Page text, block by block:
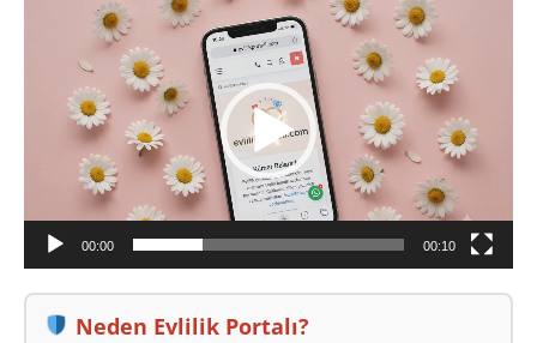
00:00 00:10
Neden Evlilik Portalı?